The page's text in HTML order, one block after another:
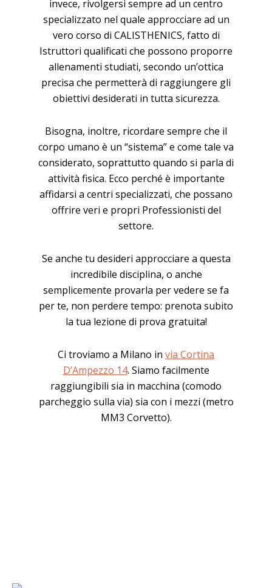
invece, rivolgersi sempre ad un centro
specializzato nel quale approcciare ad un
vero corso di CALISTHENICS, fatto di
Istruttori qualificati che possono proporre
allenamenti studiati, secondo un’ottica
precisa che permetterà di raggiungere gli
obiettivi desiderati in tutta sicurezza.
Bisogna, inoltre, ricordare sempre che il
corpo umano è un “sistema” e come tale va
considerato, soprattutto quando si parla di
attività fisica. Ecco perché è importante
affidarsi a centri specializzati, che possano
offrire veri e propri Professionisti del
settore.
Se anche tu desideri approcciare a questa
incredibile disciplina, o anche
semplicemente provarla per vedere se fa
per te, non perdere tempo: prenota subito
la tua lezione di prova gratuita!
Ci troviamo a Milano in via Cortina
D’Ampezzo 14. Siamo facilmente
raggiungibili sia in macchina (comodo
parcheggio sulla via) sia con i mezzi (metro
MM3 Corvetto).